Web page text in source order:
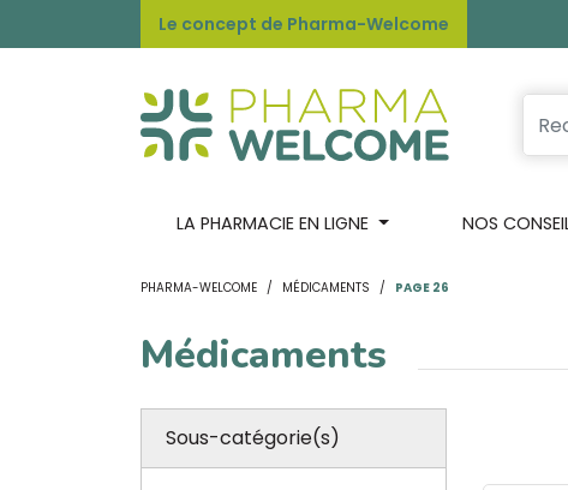
Le concept de Pharma-Welcome
LA PHARMACIE EN LIGNE NOS
PHARMA-WELCOME MÉDICAMENTS PAGE 26
Médicaments
Sous-catégorie(s)